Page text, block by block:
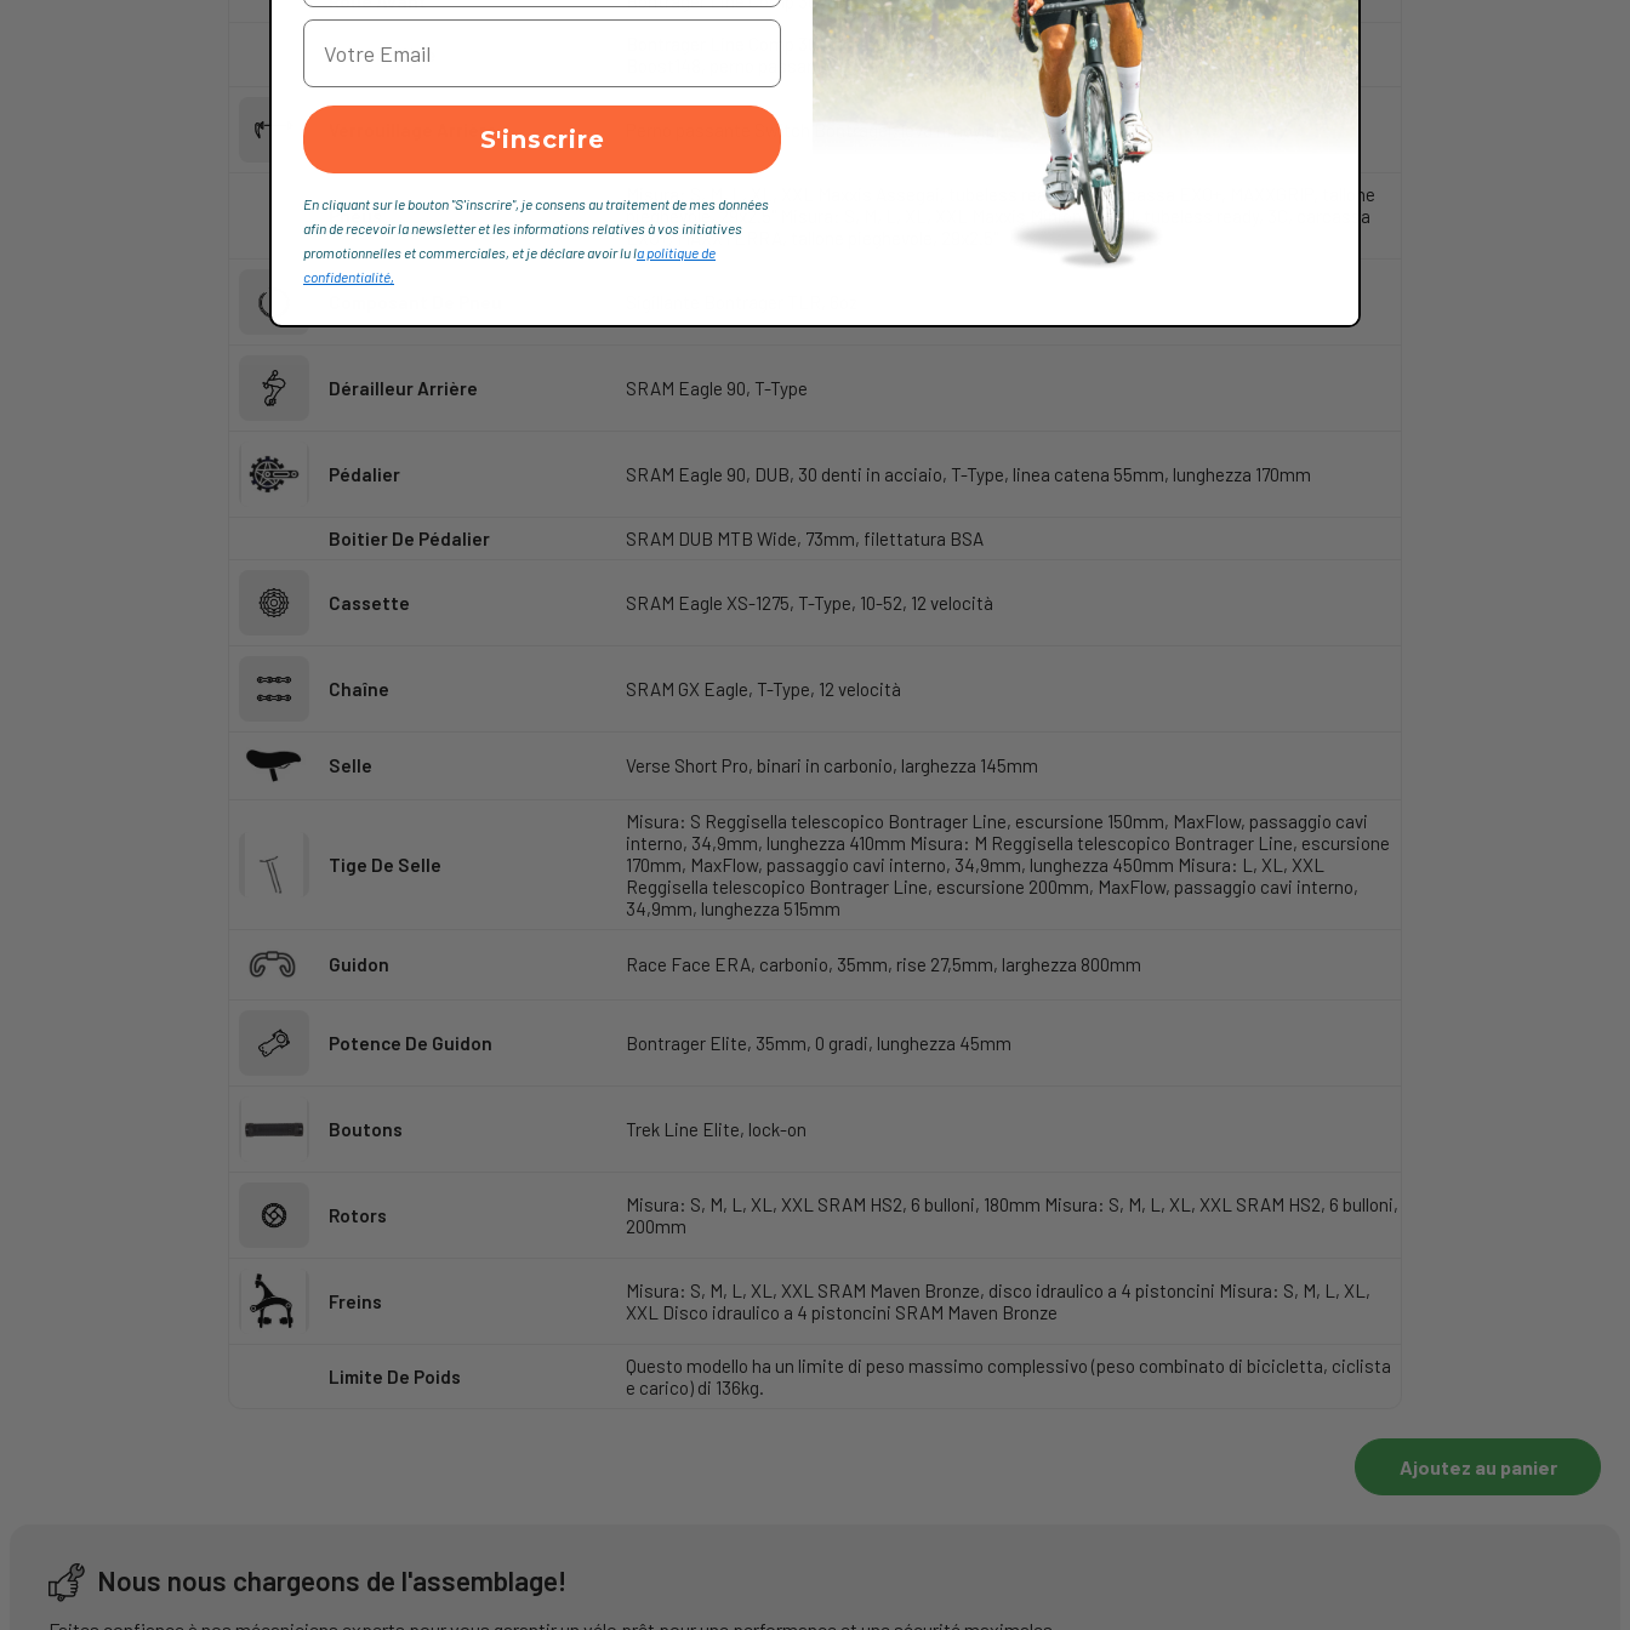
Roue Arrière
Bontrager Line Comp 30, tubeless ready, Rapid Drive 108, 6 bulloni, ruota libera Shimano XD,
Boost148, perno passante 12mm, 29''
Verrouillage Arrière Perno passante Switch Bontrager, leva rimovibile
Pneus
Misura: S, M, L, XL, XXL Maxxis Assegai, tubeless ready, 3C, carcassa EXO+, MAXXGRIP, tallone
pieghevole, 29x2.5'' Misura: S, M, L, XL, XXL Maxxis Minion DHR II, tubeless ready, 3C, carcassa
EXO+, MAXXTERRA, tallone pieghevole, 29x2.5''
Dérailleur Arrière SRAM Eagle 90, T-Type
Pédalier SRAM Eagle 90, DUB, 30 denti in acciaio, T-Type, linea catena 55mm, lunghezza 170mm
Boitier De Pédalier SRAM DUB MTB Wide, 73mm, filettatura BSA
Cassette SRAM Eagle XS-1275, T-Type, 10-52, 12 velocità
Chaîne SRAM GX Eagle, T-Type, 12 velocità
Selle Verse Short Pro, binari in carbonio, larghezza 145mm
Tige De Selle
Misura: S Reggisella telescopico Bontrager Line, escursione 150mm, MaxFlow, passaggio cavi
interno, 34,9mm, lunghezza 410mm Misura: M Reggisella telescopico Bontrager Line, escursione
170mm, MaxFlow, passaggio cavi interno, 34,9mm, lunghezza 450mm Misura: L, XL, XXL
Reggisella telescopico Bontrager Line, escursione 200mm, MaxFlow, passaggio cavi interno,
34,9mm, lunghezza 515mm
Guidon Race Face ERA, carbonio, 35mm, rise 27,5mm, larghezza 800mm
Potence De Guidon Bontrager Elite, 35mm, 0 gradi, lunghezza 45mm
Boutons Trek Line Elite, lock-on
Rotors
Misura: S, M, L, XL, XXL SRAM HS2, 6 bulloni, 180mm Misura: S, M, L, XL, XXL SRAM HS2, 6 bulloni,
200mm
Freins
Misura: S, M, L, XL, XXL SRAM Maven Bronze, disco idraulico a 4 pistoncini Misura: S, M, L, XL,
XXL Disco idraulico a 4 pistoncini SRAM Maven Bronze
Limite De Poids
Questo modello ha un limite di peso massimo complessivo (peso combinato di bicicletta, ciclista
e carico) di 136kg.
Ajoutez au panier
Nous nous chargeons de l'assemblage!
S'inscrire
En cliquant sur le bouton "S'inscrire", je consens au traitement de mes données
afin de recevoir la newsletter et les informations relatives à vos initiatives
promotionnelles et commerciales, et je déclare avoir lu la politique de
confidentialité,